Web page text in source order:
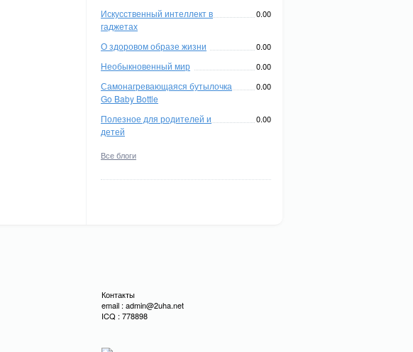
Искусственный интеллект в
гаджетах
0.00
О здоровом образе жизни 0.00
Необыкновенный мир 0.00
Самонагревающаяся бутылочка
Go Baby Bottle
0.00
Полезное для родителей и
детей
0.00
Все блоги
Контакты
email : admin@2uha.net
ICQ : 778898